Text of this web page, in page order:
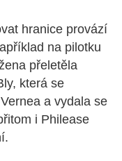
hranice provází
na pilotku
přeletěla
která se
a vydala se
i Philease